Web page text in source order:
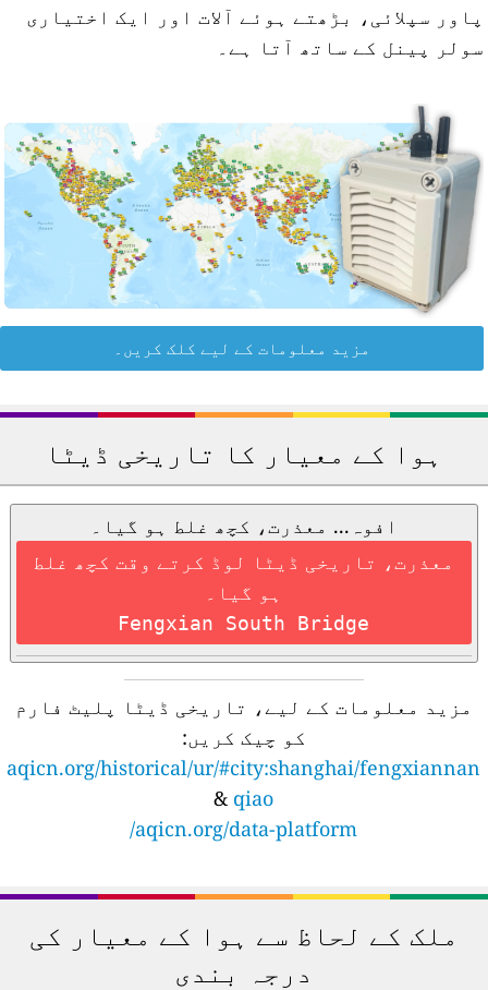
پاور سپلائی، بڑھتے ہوئے آلات اور ایک اختیاری
سولر پینل کے ساتھ آتا ہے۔
مزید معلومات کے لیے کلک کریں۔
ہوا کے معیار کا تاریخی ڈیٹا
افوہ... معذرت، کچھ غلط ہو گیا۔
معذرت، تاریخی ڈیٹا لوڈ کرتے وقت کچھ غلط
ہو گیا۔
Fengxian South Bridge
مزید معلومات کے لیے، تاریخی ڈیٹا پلیٹ فارم
کو چیک کریں:
aqicn.org/historical/ur/#city:shanghai/fengxiannan
qiao
&
aqicn.org/data-platform/
ملک کے لحاظ سے ہوا کے معیار کی
درجہ بندی